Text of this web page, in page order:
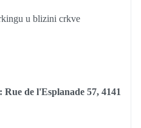
u blizini crkve
Rue de l'Esplanade 57, 4141